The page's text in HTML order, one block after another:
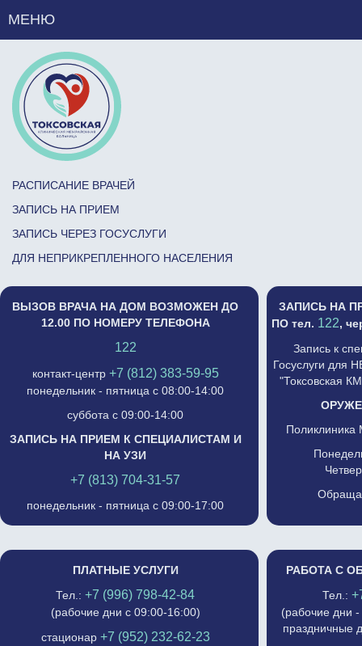
МЕНЮ
РАСПИСАНИЕ ВРАЧЕЙ
ЗАПИСЬ НА ПРИЕМ
ЗАПИСЬ ЧЕРЕЗ ГОСУСЛУГИ
ДЛЯ НЕПРИКРЕПЛЕННОГО НАСЕЛЕНИЯ
ВЫЗОВ ВРАЧА НА ДОМ ВОЗМОЖЕН ДО
12.00 ПО НОМЕРУ ТЕЛЕФОНА
122
контакт-центр +7 (812) 383-59-95
понедельник - пятница с 08:00-14:00
суббота с 09:00-14:00
ЗАПИСЬ НА ПРИЕМ К СПЕЦИАЛИСТАМ И
НА УЗИ
+7 (813) 704-31-57
понедельник - пятница с 09:00-17:00
ЗАПИСЬ НА
ПО тел. 122,
Запись к
Госуслуги для
"Токсовская
Поликлиника
ПЛАТНЫЕ УСЛУГИ
Тел.: +7 (996) 798-42-84
(рабочие дни с 09:00-16:00)
стационар +7 (952) 232-62-23
РАБОТА С
Тел.:
(рабочие дни
праздничные